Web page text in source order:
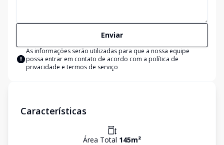
Enviar
As informações serão utilizadas para que a nossa equipe
possa entrar em contato de acordo com a política de
privacidade e termos de serviço
Características
Área Total 145m²